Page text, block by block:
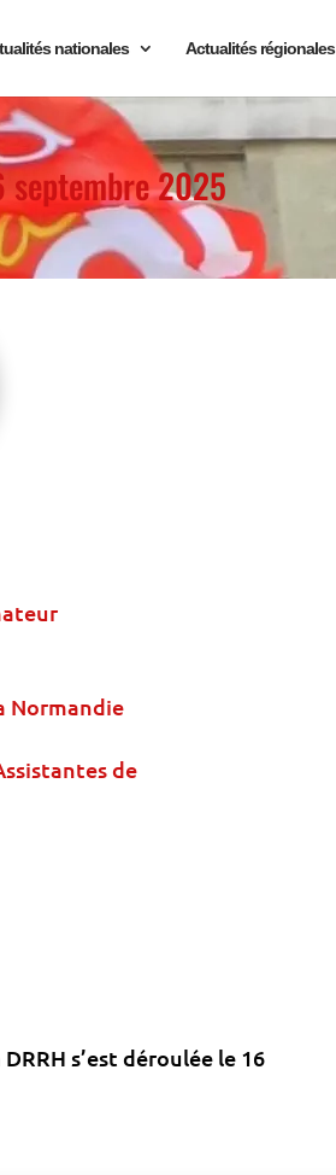
nationales Actualités régionales
septembre 2025
Normandie
de
s’est déroulée le 16